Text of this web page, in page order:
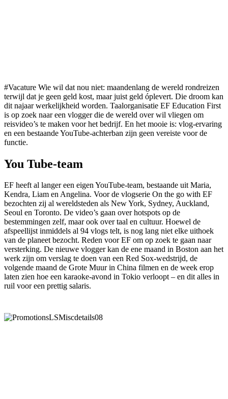
#Vacature Wie wil dat nou niet: maandenlang de wereld rondreizen
terwijl dat je geen geld kost, maar juist geld óplevert. Die droom kan
dit najaar werkelijkheid worden. Taalorganisatie EF Education First
is op zoek naar een vlogger die de wereld over wil vliegen om
reisvideo’s te maken voor het bedrijf. En het mooie is: vlog-ervaring
en een bestaande YouTube-achterban zijn geen vereiste voor de
functie.
You Tube-team
EF heeft al langer een eigen YouTube-team, bestaande uit Maria,
Kendra, Liam en Angelina. Voor de vlogserie On the go with EF
bezochten zij al wereldsteden als New York, Sydney, Auckland,
Seoul en Toronto. De video’s gaan over hotspots op de
bestemmingen zelf, maar ook over taal en cultuur. Hoewel de
afspeellijst inmiddels al 94 vlogs telt, is nog lang niet elke uithoek
van de planeet bezocht. Reden voor EF om op zoek te gaan naar
versterking. De nieuwe vlogger kan de ene maand in Boston aan het
werk zijn om verslag te doen van een Red Sox-wedstrijd, de
volgende maand de Grote Muur in China filmen en de week erop
laten zien hoe een karaoke-avond in Tokio verloopt – en dit alles in
ruil voor een prettig salaris.